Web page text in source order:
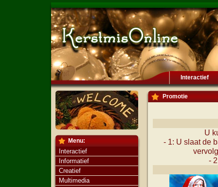
Interactief
Menu:
Interactief
Informatief
Creatief
Multimedia
Promotie
U
- 1: U slaat de
-